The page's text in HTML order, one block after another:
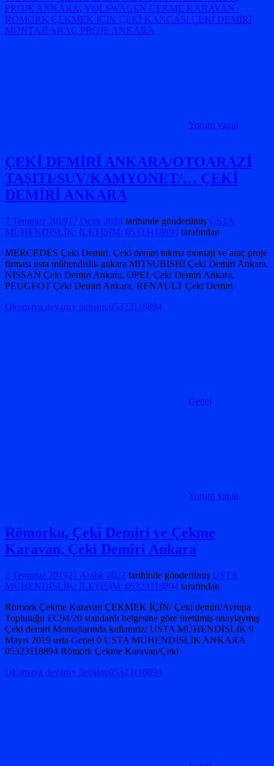
PROJE ANKARA, VOLSWAGEN ÇEKME KARAVAN /
RÖMORK ÇEKMEK İÇİN ÇEKİ KANCASI ÇEKİ DEMİRİ
MONTAJI ARAÇ PROJE ANKARA
Yorum yapın
ÇEKİ DEMİRİ ANKARA/OTOARAZİ
TAŞITI/SUV/KAMYONET/… ÇEKİ
DEMİRİ ANKARA
7 Temmuz 201917 Ocak 2024 tarihinde gönderilmiş USTA
MÜHENDİSLİK: İLETİŞİM: 05323118894 tarafından
MERCEDES Çeki Demiri, Çeki demiri takma montajı ve araç proje
firması usta mühendislik ankara MITSUBISHI Çeki Demiri Ankara,
NISSAN Çeki Demiri Ankara, OPEL Çeki Demiri Ankara,
PEUGEOT Çeki Demiri Ankara, RENAULT Çeki Demiri
Okumaya devam+ iletişim:05323118894
Genel
Yorum yapın
Römorku, Çeki Demiri ve Çekme
Karavan, Çeki Demiri Ankara
2 Temmuz 201921 Aralık 2022 tarihinde gönderilmiş USTA
MÜHENDİSLİK: İLETİŞİM: 05323118894 tarafından
Römork Çekme Karavan ÇEKMEK İÇİN/ Çeki demiri/Avrupa
Topluluğu EC94/20 standardı belgesine göre üretilmiş onaylaymış
Çeki demiri Montajlarında kullanırız/ USTA MÜHENDİSLİK 9
Mayıs 2019 usta Genel 0 USTA MÜHENDİSLİK ANKARA
05323118894 Römork Çekme Karavan/Çeki
Okumaya devam+ iletişim:05323118894